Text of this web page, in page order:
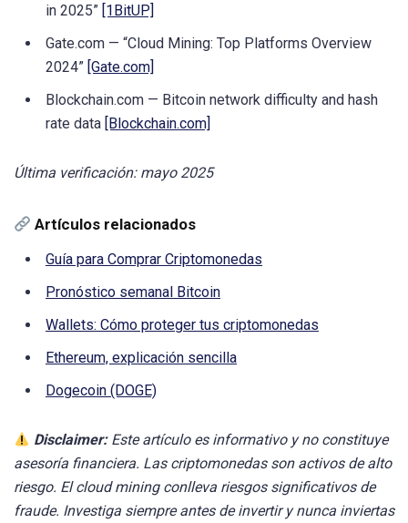
in 2025” [1BitUP]
Gate.com — “Cloud Mining: Top Platforms Overview
2024” [Gate.com]
Blockchain.com — Bitcoin network difficulty and hash
rate data [Blockchain.com]
Última verificación: mayo 2025
Artículos relacionados
Guía para Comprar Criptomonedas
Pronóstico semanal Bitcoin
Wallets: Cómo proteger tus criptomonedas
Ethereum, explicación sencilla
Dogecoin (DOGE)
Disclaimer:Este artículo es informativo y no constituye
asesoría financiera. Las criptomonedas son activos de alto
riesgo. El cloud mining conlleva riesgos significativos de
fraude. Investiga siempre antes de invertir y nunca inviertas